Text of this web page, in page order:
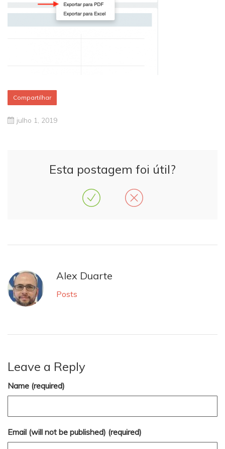
Compartilhar
julho 1, 2019
Esta postagem foi útil?
Alex Duarte
Posts
Leave a Reply
Name (required)
Email (will not be published) (required)